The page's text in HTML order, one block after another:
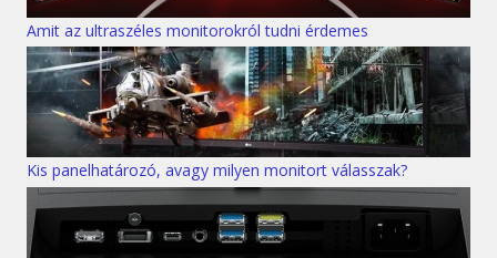
Amit az ultraszéles monitorokról tudni érdemes
Kis panelhatározó, avagy milyen monitort válasszak?